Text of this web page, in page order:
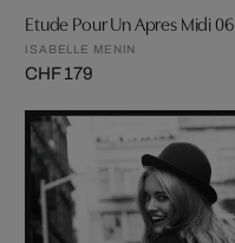
Etude Pour Un Apres Midi 06
ISABELLE MENIN
CHF 179